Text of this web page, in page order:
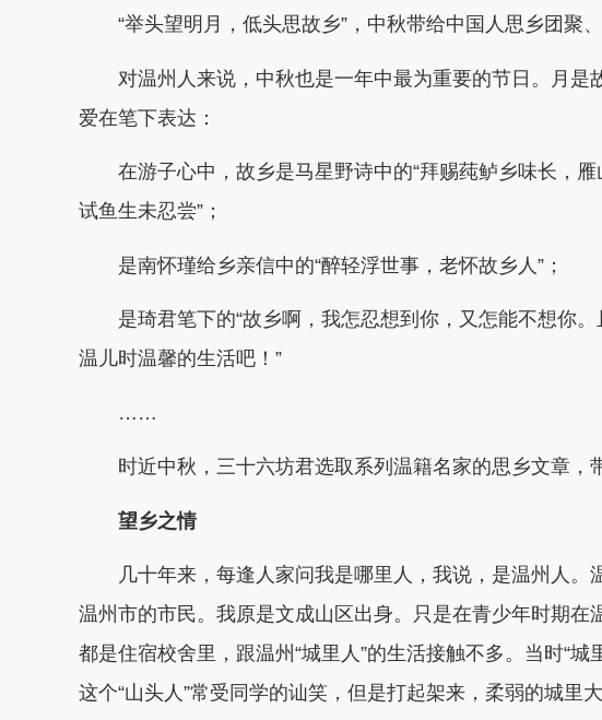
“举头望明月，低头思故乡”，中秋带给中国人思乡团聚
对温州人来说，中秋也是一年中最为重要的节日。月是
爱在笔下表达：
在游子心中，故乡是马星野诗中的“拜赐莼鲈乡味长，
试鱼生未忍尝”；
是南怀瑾给乡亲信中的“醉轻浮世事，老怀故乡人”；
是琦君笔下的“故乡啊，我怎忍想到你，又怎能不想你
温儿时温馨的生活吧！”
……
时近中秋，三十六坊君选取系列温籍名家的思乡文章，
望乡之情
几十年来，每逢人家问我是哪里人，我说，是温州人
温州市的市民。我原是文成山区出身。只是在青少年时期在
都是住宿校舍里，跟温州“城里人”的生活接触不多。当时“城
这个“山头人”常受同学的讪笑，但是打起架来，柔弱的城里